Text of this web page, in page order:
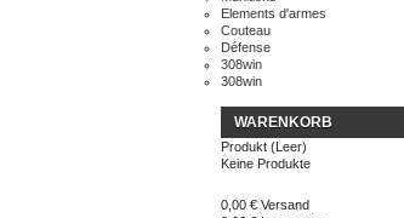
Elements d'armes
Couteau
Défense
308win
308win
WARENKORB
Produkt (Leer)
Keine Produkte
0,00 € Versand